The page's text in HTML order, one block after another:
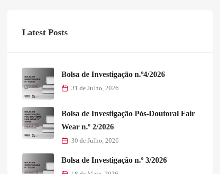
Latest Posts
Bolsa de Investigação n.º4/2026
31 de Julho, 2026
Bolsa de Investigação Pós-Doutoral Fair
Wear n.º 2/2026
30 de Julho, 2026
Bolsa de Investigação n.º 3/2026